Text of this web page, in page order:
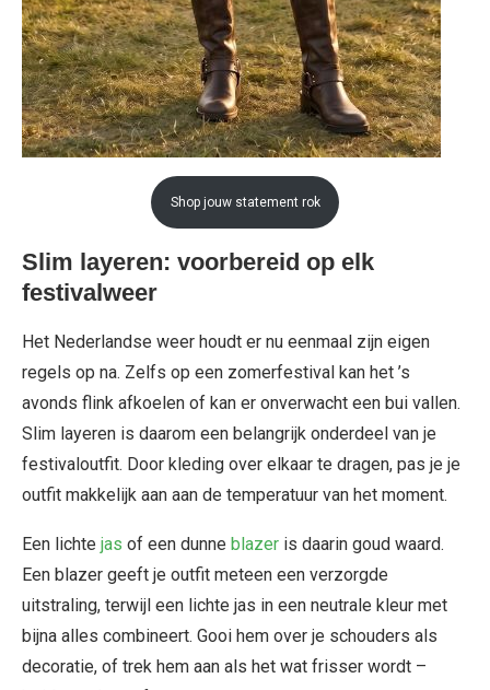
Shop jouw statement rok
Slim layeren: voorbereid op elk
festivalweer
Het Nederlandse weer houdt er nu eenmaal zijn eigen
regels op na. Zelfs op een zomerfestival kan het ’s
avonds flink afkoelen of kan er onverwacht een bui vallen.
Slim layeren is daarom een belangrijk onderdeel van je
festivaloutfit. Door kleding over elkaar te dragen, pas je je
outfit makkelijk aan aan de temperatuur van het moment.
Een lichte jas of een dunne blazer is daarin goud waard.
Een blazer geeft je outfit meteen een verzorgde
uitstraling, terwijl een lichte jas in een neutrale kleur met
bijna alles combineert. Gooi hem over je schouders als
decoratie, of trek hem aan als het wat frisser wordt –